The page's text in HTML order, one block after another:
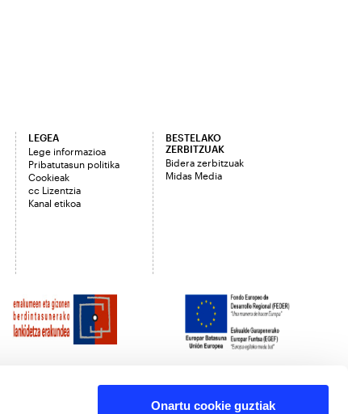
Onartu cookie guztiak
LEGEA
Lege informazioa
Pribatutasun politika
Cookieak
cc Lizentzia
Kanal etikoa
BESTELAKO
ZERBITZUAK
Bidera zerbitzuak
Midas Media